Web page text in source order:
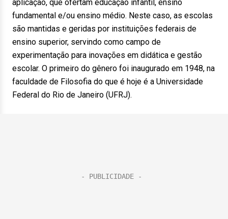
aplicação, que ofertam educação infantil, ensino
fundamental e/ou ensino médio. Neste caso, as escolas
são mantidas e geridas por instituições federais de
ensino superior, servindo como campo de
experimentação para inovações em didática e gestão
escolar. O primeiro do gênero foi inaugurado em 1948, na
faculdade de Filosofia do que é hoje é a Universidade
Federal do Rio de Janeiro (UFRJ).